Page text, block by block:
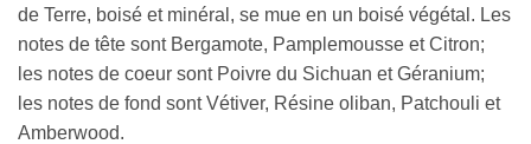
de Terre, boisé et minéral, se mue en un boisé végétal. Les
notes de tête sont Bergamote, Pamplemousse et Citron;
les notes de coeur sont Poivre du Sichuan et Géranium;
les notes de fond sont Vétiver, Résine oliban, Patchouli et
Amberwood.